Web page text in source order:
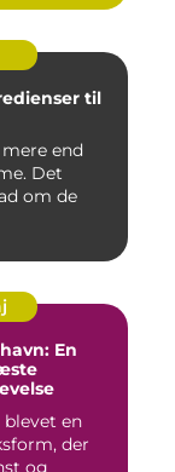
til
end
Det
om de
En
en
der
og